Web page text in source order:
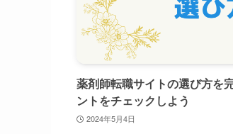
薬剤師転職サイトの選び方を
ントをチェックしよう
2024年5月4日